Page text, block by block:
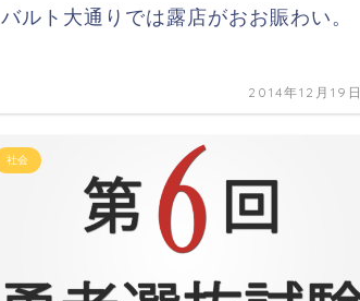
バルト大通りでは露店がおお賑わい。
2014年12月19日
社会